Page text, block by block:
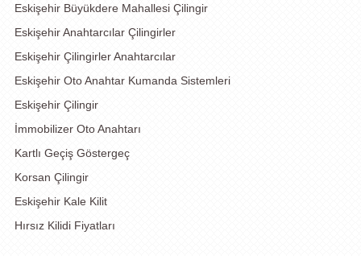
Eskişehir Büyükdere Mahallesi Çilingir
Eskişehir Anahtarcılar Çilingirler
Eskişehir Çilingirler Anahtarcılar
Eskişehir Oto Anahtar Kumanda Sistemleri
Eskişehir Çilingir
İmmobilizer Oto Anahtarı
Kartlı Geçiş Göstergeç
Korsan Çilingir
Eskişehir Kale Kilit
Hırsız Kilidi Fiyatları